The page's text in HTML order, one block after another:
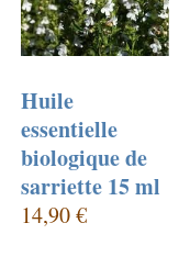
Huile
essentielle
biologique de
sarriette 15 ml
14,90 €